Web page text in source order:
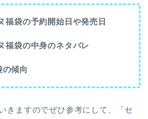
福袋の予約開始日や発売日
福袋の中身のネタバレ
の傾向
きますのでぜひ参考にして、「 セ